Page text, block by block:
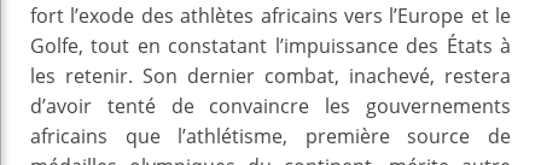
fort l’exode des athlètes africains vers l’Europe et le
Golfe, tout en constatant l’impuissance des États à
les retenir. Son dernier combat, inachevé, restera
d’avoir tenté de convaincre les gouvernements
africains que l’athlétisme, première source de